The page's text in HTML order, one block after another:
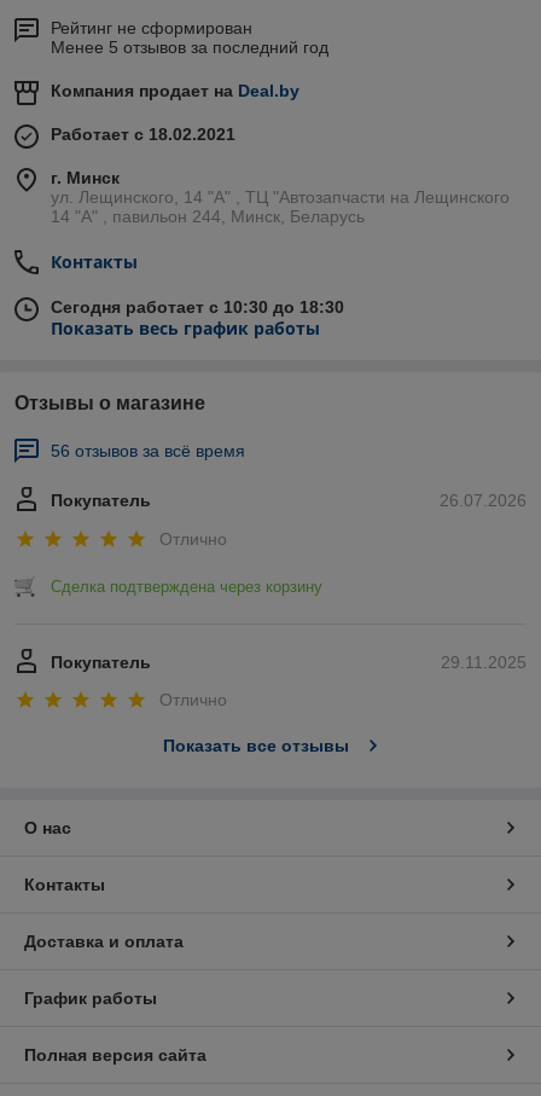
Рейтинг не сформирован
Менее 5 отзывов за последний год
Компания продает на Deal.by
Работает с 18.02.2021
г. Минск
ул. Лещинского, 14 "А" , ТЦ "Автозапчасти на Лещинcкого
14 "A" , павильон 244, Минск, Беларусь
Контакты
Сегодня работает с 10:30 до 18:30
Показать весь график работы
Отзывы о магазине
56 отзывов за всё время
26.07.2026
Покупатель
Отлично
Сделка подтверждена через корзину
29.11.2025
Покупатель
Отлично
Показать все отзывы
О нас
Контакты
Доставка и оплата
График работы
Полная версия сайта